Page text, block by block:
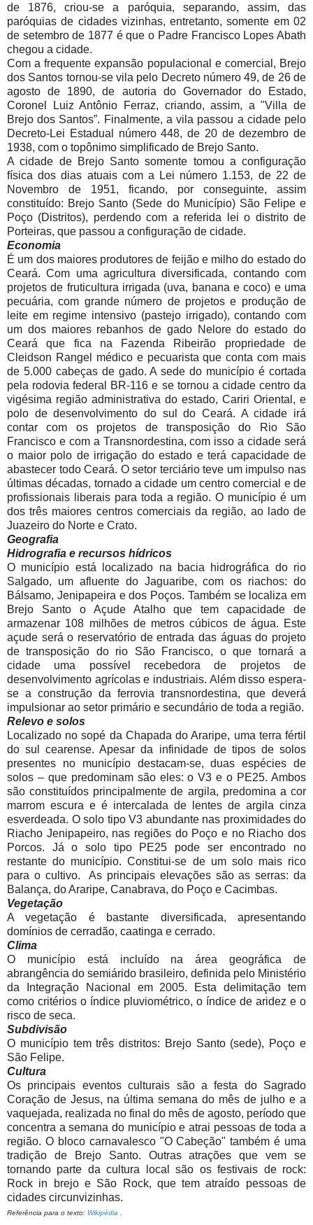
de 1876, criou-se a paróquia, separando, assim, das
paróquias de cidades vizinhas, entretanto, somente em 02
de setembro de 1877 é que o Padre Francisco Lopes Abath
chegou a cidade.
Com a frequente expansão populacional e comercial, Brejo
dos Santos tornou-se vila pelo Decreto número 49, de 26 de
agosto de 1890, de autoria do Governador do Estado,
Coronel Luiz Antônio Ferraz, criando, assim, a "Villa de
Brejo dos Santos”. Finalmente, a vila passou a cidade pelo
Decreto-Lei Estadual número 448, de 20 de dezembro de
1938, com o topônimo simplificado de Brejo Santo.
A cidade de Brejo Santo somente tomou a configuração
física dos dias atuais com a Lei número 1.153, de 22 de
Novembro de 1951, ficando, por conseguinte, assim
constituído: Brejo Santo (Sede do Município) São Felipe e
Poço (Distritos), perdendo com a referida lei o distrito de
Porteiras, que passou a configuração de cidade.
Economia
É um dos maiores produtores de feijão e milho do estado do
Ceará. Com uma agricultura diversificada, contando com
projetos de fruticultura irrigada (uva, banana e coco) e uma
pecuária, com grande número de projetos e produção de
leite em regime intensivo (pastejo irrigado), contando com
um dos maiores rebanhos de gado Nelore do estado do
Ceará que fica na Fazenda Ribeirão propriedade de
Cleidson Rangel médico e pecuarista que conta com mais
de 5.000 cabeças de gado. A sede do município é cortada
pela rodovia federal BR-116 e se tornou a cidade centro da
vigésima região administrativa do estado, Cariri Oriental, e
polo de desenvolvimento do sul do Ceará. A cidade irá
contar com os projetos de transposição do Rio São
Francisco e com a Transnordestina, com isso a cidade será
o maior polo de irrigação do estado e terá capacidade de
abastecer todo Ceará. O setor terciário teve um impulso nas
últimas décadas, tornado a cidade um centro comercial e de
profissionais liberais para toda a região. O município é um
dos três maiores centros comerciais da região, ao lado de
Juazeiro do Norte e Crato.
Geografia
Hidrografia e recursos hídricos
O município está localizado na bacia hidrográfica do rio
Salgado, um afluente do Jaguaribe, com os riachos: do
Bálsamo, Jenipapeira e dos Poços. Também se localiza em
Brejo Santo o Açude Atalho que tem capacidade de
armazenar 108 milhões de metros cúbicos de água. Este
açude será o reservatório de entrada das águas do projeto
de transposição do rio São Francisco, o que tornará a
cidade uma possível recebedora de projetos de
desenvolvimento agrícolas e industriais. Além disso espera-
se a construção da ferrovia transnordestina, que deverá
impulsionar ao setor primário e secundário de toda a região.
Relevo e solos
Localizado no sopé da Chapada do Araripe, uma terra fértil
do sul cearense. Apesar da infinidade de tipos de solos
presentes no município destacam-se, duas espécies de
solos – que predominam são eles: o V3 e o PE25. Ambos
são constituídos principalmente de argila, predomina a cor
marrom escura e é intercalada de lentes de argila cinza
esverdeada. O solo tipo V3 abundante nas proximidades do
Riacho Jenipapeiro, nas regiões do Poço e no Riacho dos
Porcos. Já o solo tipo PE25 pode ser encontrado no
restante do município. Constitui-se de um solo mais rico
para o cultivo. As principais elevações são as serras: da
Balança, do Araripe, Canabrava, do Poço e Cacimbas.
Vegetação
A vegetação é bastante diversificada, apresentando
domínios de cerradão, caatinga e cerrado.
Clima
O município está incluído na área geográfica de
abrangência do semiárido brasileiro, definida pelo Ministério
da Integração Nacional em 2005. Esta delimitação tem
como critérios o índice pluviométrico, o índice de aridez e o
risco de seca.
Subdivisão
O município tem três distritos: Brejo Santo (sede), Poço e
São Felipe.
Cultura
Os principais eventos culturais são a festa do Sagrado
Coração de Jesus, na última semana do mês de julho e a
vaquejada, realizada no final do mês de agosto, período que
concentra a semana do município e atrai pessoas de toda a
região. O bloco carnavalesco "O Cabeção" também é uma
tradição de Brejo Santo. Outras atrações que vem se
tornando parte da cultura local são os festivais de rock:
Rock in brejo e São Rock, que tem atraído pessoas de
cidades circunvizinhas.
Referência para o texto: Wikipédia